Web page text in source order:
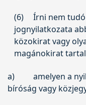
(6)
Írni nem
jognyilatkozata
közokirat vagy
magánokirat
a)
amelyen a
bíróság vagy